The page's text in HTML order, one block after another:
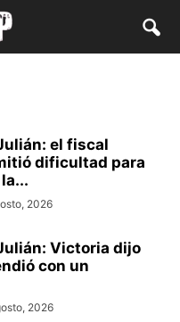
el fiscal
dificultad para
2026
Victoria dijo
con un
2026